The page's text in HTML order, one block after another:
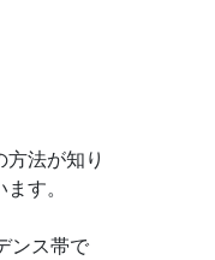
法が知り
す。
ンス帯で